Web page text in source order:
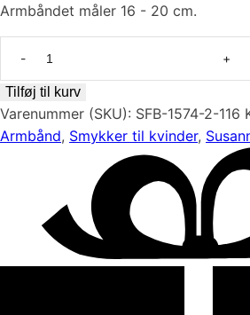
Armbåndet måler 16 - 20 cm.
armbånd
forgyldt
sølv
Susanne
Bjørner
Tilføj til kurv
Varenummer (SKU): SFB-1574-2-116
Armbånd, Smykker til kvinder,